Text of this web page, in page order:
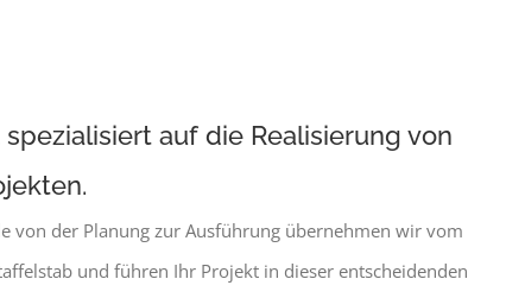
spezialisiert auf die Realisierung von
von der Planung zur Ausführung übernehmen wir vom
und führen Ihr Projekt in dieser entscheidenden